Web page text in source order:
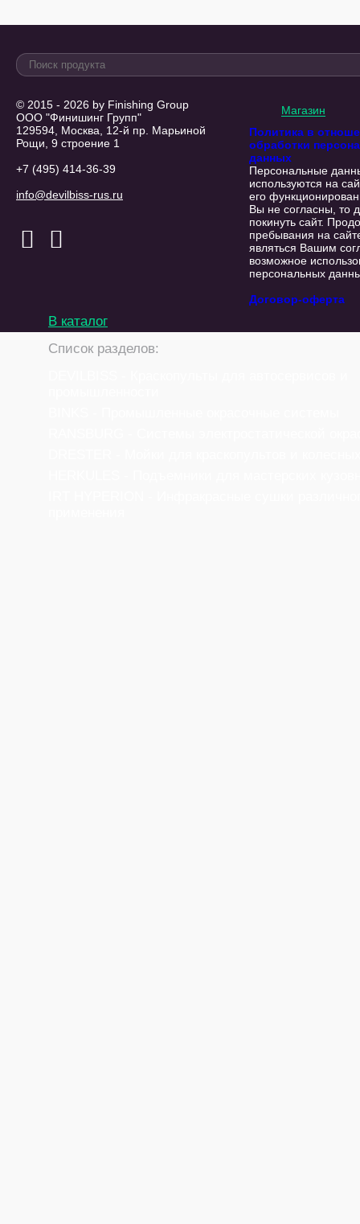
© 2015 - 2026 by Finishing Group
ООО "Финишинг Групп"
129594, Москва, 12-й пр. Марьиной
Рощи, 9 строение 1
+7 (495) 414-36-39
info@devilbiss-rus.ru
Магазин
Политика в
обработки
данных
Персональные
используются на
его
Вы не согласны, то
покинуть сайт.
пребывания на
являться Вашим
возможное
персональных
Договор-оферта
В каталог
Список разделов: